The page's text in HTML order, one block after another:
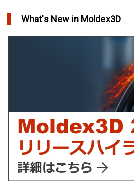
欧州最大手の自動車部品パーツメーカ
適化プロジェクト－Moldex3Dにより実
YUDO、ホットランナーシステム成形
最適化にMoldex3Dの統合を実現
What's New in Moldex3D